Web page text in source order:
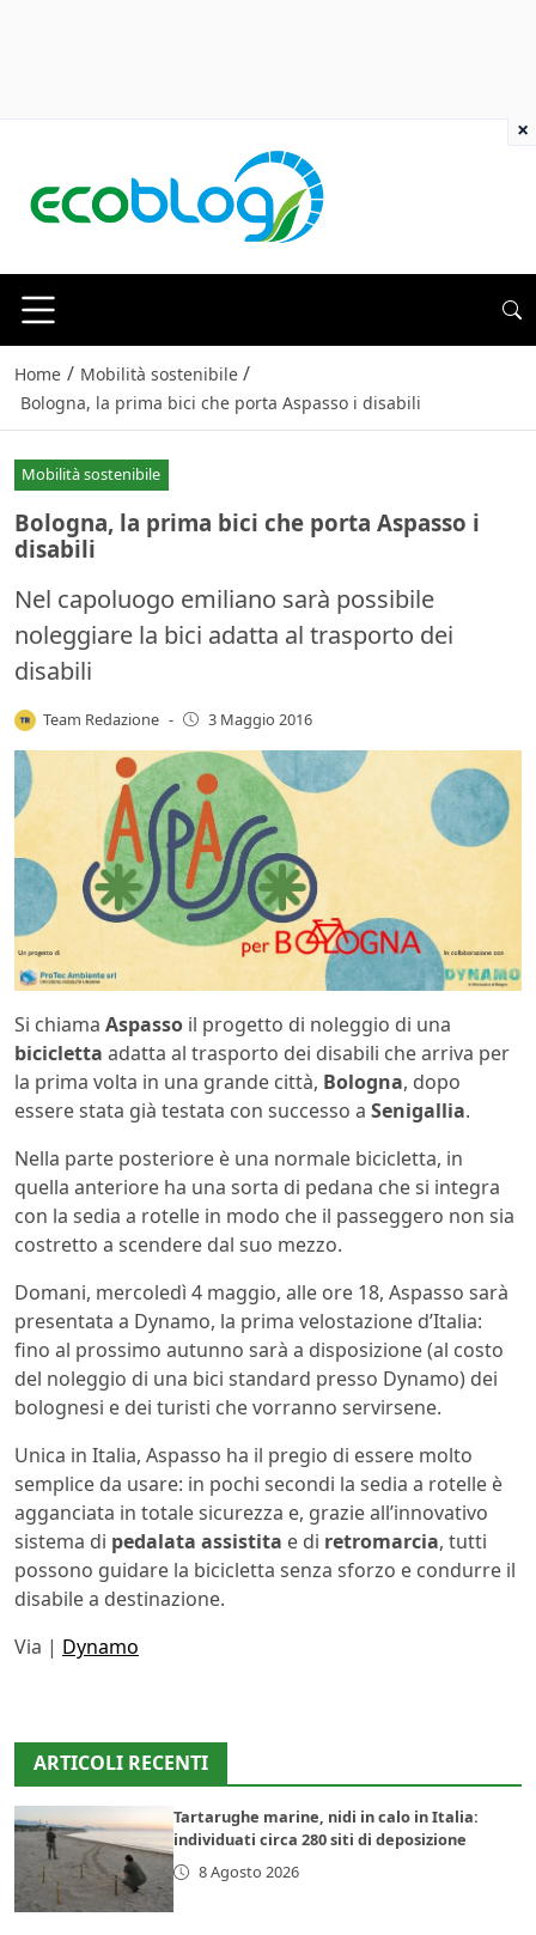
Home / Mobilità sostenibile /
Bologna, la prima bici che porta Aspasso i disabili
Mobilità sostenibile
Bologna, la prima bici che porta Aspasso i
disabili
Nel capoluogo emiliano sarà possibile
noleggiare la bici adatta al trasporto dei
disabili
Team Redazione - 3 Maggio 2016
Si chiama Aspasso il progetto di noleggio di una
bicicletta adatta al trasporto dei disabili che arriva per
la prima volta in una grande città, Bologna, dopo
essere stata già testata con successo a Senigallia.
Nella parte posteriore è una normale bicicletta, in
quella anteriore ha una sorta di pedana che si integra
con la sedia a rotelle in modo che il passeggero non sia
costretto a scendere dal suo mezzo.
Domani, mercoledì 4 maggio, alle ore 18, Aspasso sarà
presentata a Dynamo, la prima velostazione d’Italia:
fino al prossimo autunno sarà a disposizione (al costo
del noleggio di una bici standard presso Dynamo) dei
bolognesi e dei turisti che vorranno servirsene.
Unica in Italia, Aspasso ha il pregio di essere molto
semplice da usare: in pochi secondi la sedia a rotelle è
agganciata in totale sicurezza e, grazie all’innovativo
sistema di pedalata assistita e di retromarcia, tutti
possono guidare la bicicletta senza sforzo e condurre il
disabile a destinazione.
Via | Dynamo
ARTICOLI RECENTI
Tartarughe marine, nidi in calo in Italia:
individuati circa 280 siti di deposizione
8 Agosto 2026
×